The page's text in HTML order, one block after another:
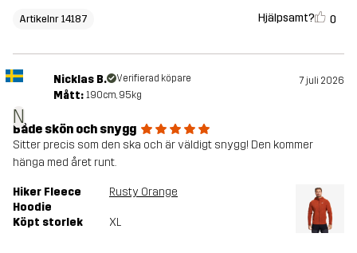
Artikelnr 14187 Hjälpsamt? 0
N
Nicklas B. Verifierad köpare 7 juli 2026
Mått: 190cm, 95kg
Både skön och snygg
Sitter precis som den ska och är väldigt snygg! Den kommer
hänga med året runt.
Hiker Fleece
Hoodie
Rusty Orange
Köpt storlek XL